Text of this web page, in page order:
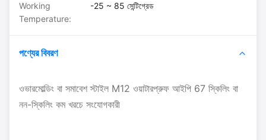
Working
Temperature:
-25 ~ 85 সেন্টিগ্রেড
পণ্যের বিবরণ
ওভারমোল্ডিং বা সমাবেশ স্টাইল M12 ওয়াটারপ্রুফ আইপি 67 স্কিলিং বা
নন-স্কিলিং কম খরচে সংযোগকারী